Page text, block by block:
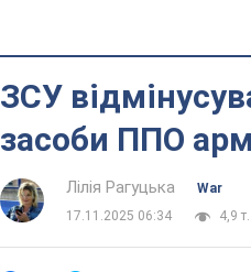
ЗСУ
засоби ППО
Лілія Рагуцька
War
17.11.2025 06:34
4,9 т.